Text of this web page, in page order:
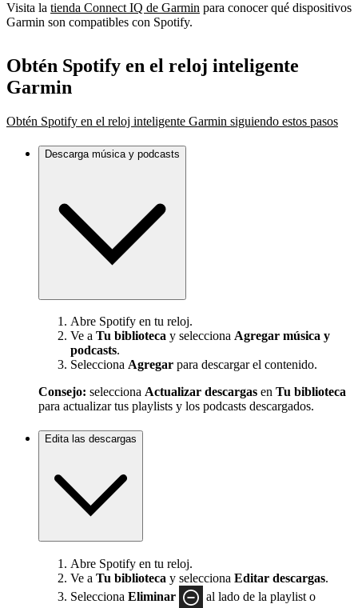
Visita la tienda Connect IQ de Garmin para conocer qué dispositivos
Garmin son compatibles con Spotify.
Obtén Spotify en el reloj inteligente
Garmin
Obtén Spotify en el reloj inteligente Garmin siguiendo estos pasos
Descarga música y podcasts
Abre Spotify en tu reloj.
Ve a Tu biblioteca y selecciona Agregar música y
podcasts.
Selecciona Agregar para descargar el contenido.
Consejo: selecciona Actualizar descargas en Tu biblioteca
para actualizar tus playlists y los podcasts descargados.
Edita las descargas
Abre Spotify en tu reloj.
Ve a Tu biblioteca y selecciona Editar descargas.
Selecciona Eliminar
al lado de la playlist o